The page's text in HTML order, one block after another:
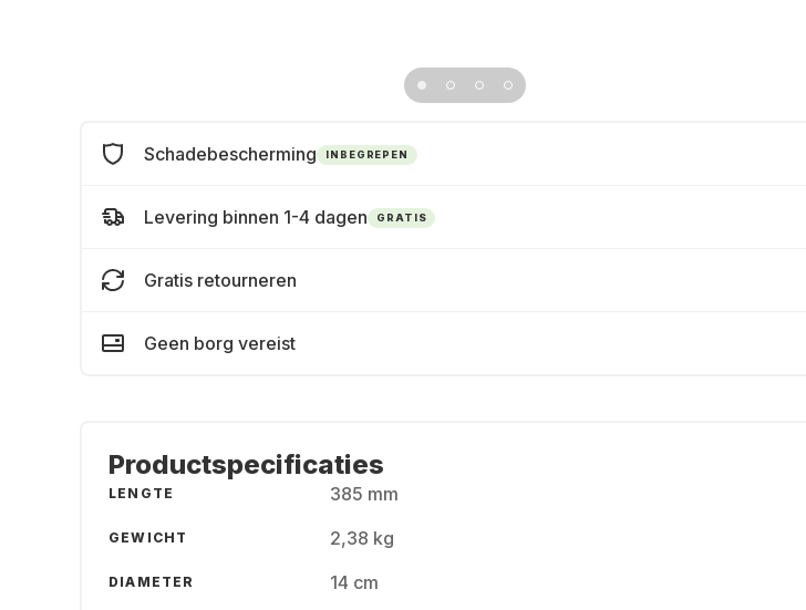
Schadebescherming INBEGREPEN
Levering binnen 1-4 dagen GRATIS
Gratis retourneren
Geen borg vereist
Productspecificaties
LENGTE 385 mm
GEWICHT 2,38 kg
DIAMETER 14 cm